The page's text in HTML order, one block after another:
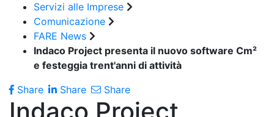
Servizi alle Imprese
Comunicazione
FARE News
Indaco Project presenta il nuovo software Cm²
e festeggia trent'anni di attività
Share
Share Share